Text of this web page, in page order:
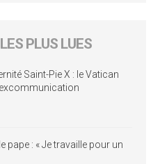
PLUS LUES
Saint-Pie X : le Vatican
pape : « Je travaille pour un